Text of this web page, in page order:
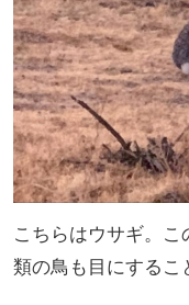
こちらはウサギ。
類の鳥も目にするこ